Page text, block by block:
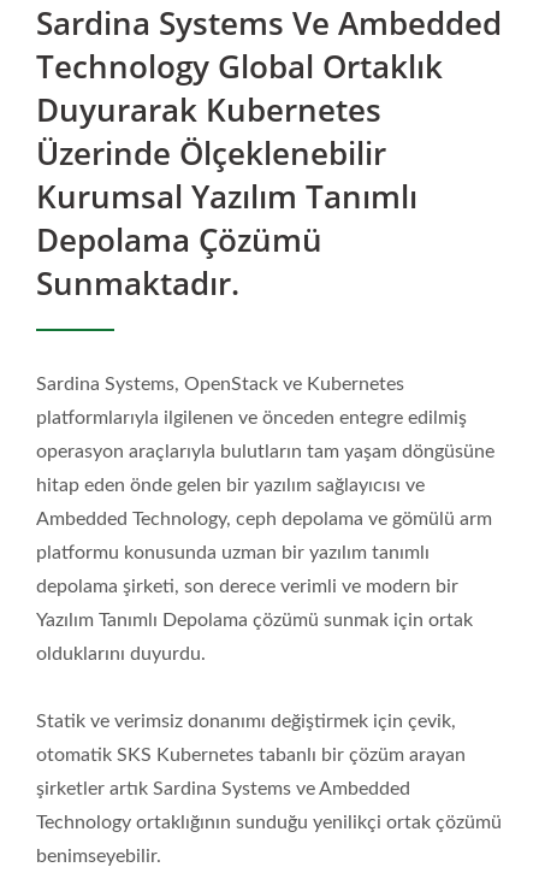
Birleşik Blok, Dosya & S3
Nesne Depolama -
Ambedded
Sardina Systems Ve Ambedded
Technology Global Ortaklık
Duyurarak Kubernetes
Üzerinde Ölçeklenebilir
Kurumsal Yazılım Tanımlı
Depolama Çözümü
Sunmaktadır.
Sardina Systems, OpenStack ve Kubernetes
platformlarıyla ilgilenen ve önceden entegre edilmiş
operasyon araçlarıyla bulutların tam yaşam döngüsüne
hitap eden önde gelen bir yazılım sağlayıcısı ve
Ambedded Technology, ceph depolama ve gömülü arm
platformu konusunda uzman bir yazılım tanımlı
depolama şirketi, son derece verimli ve modern bir
Yazılım Tanımlı Depolama çözümü sunmak için ortak
olduklarını duyurdu.
Statik ve verimsiz donanımı değiştirmek için çevik,
otomatik SKS Kubernetes tabanlı bir çözüm arayan
şirketler artık Sardina Systems ve Ambedded
Technology ortaklığının sunduğu yenilikçi ortak çözümü
benimseyebilir.